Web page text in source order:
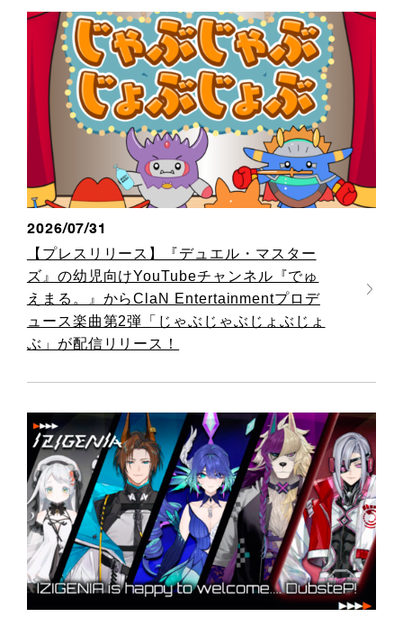
2026/07/31
【プレスリリース】『デュエル・マスター
ズ』の幼児向けYouTubeチャンネル『でゅ
えまる。』からClaN Entertainmentプロデ
ュース楽曲第2弾「じゃぶじゃぶじょぶじょ
ぶ」が配信リリース！